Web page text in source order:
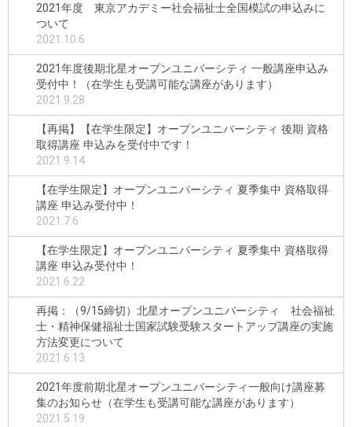
2021年度 東京アカデミー社会福祉士全国模試の申込みに
ついて
2021.10.6
2021年度後期北星オープンユニバーシティ 一般講座申込み
受付中！（在学生も受講可能な講座があります）
2021.9.28
【再掲】【在学生限定】オープンユニバーシティ 後期 資格
取得講座 申込みを受付中です！
2021.9.14
【在学生限定】オープンユニバーシティ 夏季集中 資格取得
講座 申込み受付中！
2021.7.6
【在学生限定】オープンユニバーシティ 夏季集中 資格取得
講座 申込み受付中！
2021.6.22
再掲：（9/15締切）北星オープンユニバーシティ 社会福祉
士・精神保健福祉士国家試験受験スタートアップ講座の実施
方法変更について
2021.6.13
2021年度前期北星オープンユニバーシティ一般向け講座募
集のお知らせ（在学生も受講可能な講座があります）
2021.5.19